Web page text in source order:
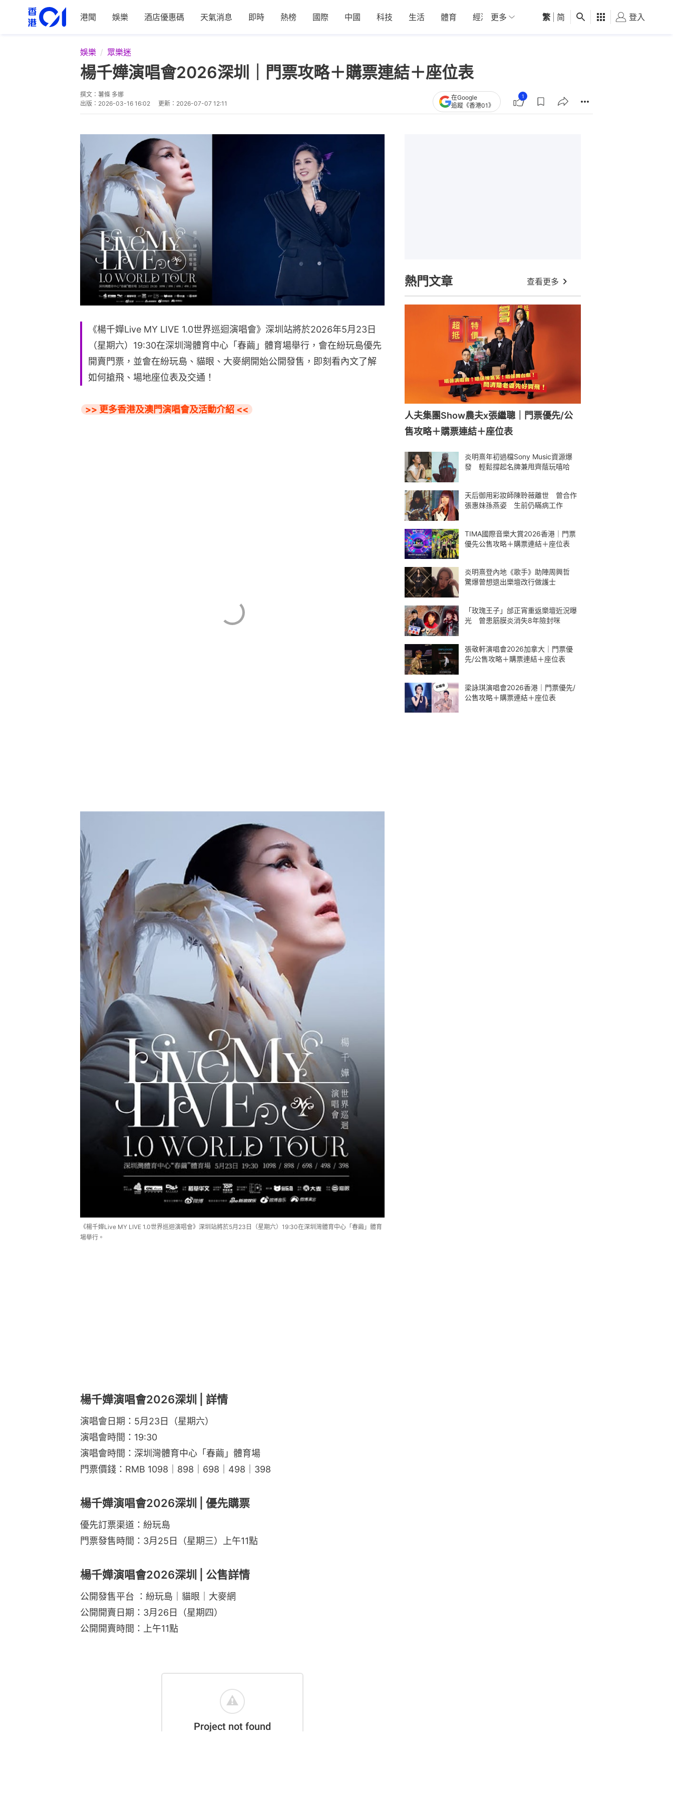
港聞 娛樂 酒店優惠碼 天氣消息 即時 熱榜 國際 中國 科技 生活 體育 經濟 01深圳 觀點 健康 好食玩飛
更多 繁 简 登入
娛樂 眾樂迷
楊千嬅演唱會2026深圳｜門票攻略＋購票連結＋座位表
撰文： 薯條 多娜
出版： 2026-03-16 16:02 更新： 2026-07-07 12:11
在Google
追蹤《香港01》
1
《楊千嬅Live MY LIVE 1.0世界巡迴演唱會》深圳站將於2026年5月23日
（星期六）19:30在深圳灣體育中心「春繭」體育場舉行，會在紛玩島優先
開賣門票，並會在紛玩島、貓眼、大麥網開始公開發售，即刻看內文了解
如何搶飛、場地座位表及交通！
>> 更多香港及澳門演唱會及活動介紹 <<
《楊千嬅Live MY LIVE 1.0世界巡迴演唱會》深圳站將於5月23日（星期六）19:30在深圳灣體育中心「春繭」體育
場舉行。
楊千嬅演唱會2026深圳 | 詳情
演唱會日期：5月23日（星期六）
演唱會時間：19:30
演唱會時間：深圳灣體育中心「春繭」體育場
門票價錢：RMB 1098｜898｜698｜498｜398
楊千嬅演唱會2026深圳 | 優先購票
優先訂票渠道：紛玩島
門票發售時間：3月25日（星期三）上午11點
楊千嬅演唱會2026深圳 | 公售詳情
公開發售平台 ：紛玩島｜貓眼｜大麥網
公開開賣日期：3月26日（星期四）
公開開賣時間：上午11點
熱門文章 查看更多
人夫集團Show農夫x張繼聰｜門票優先/公
售攻略＋購票連結＋座位表
炎明熹年初過檔Sony Music資源爆
發 輕鬆撐起名牌兼甩齊蔭玩嘻哈
天后御用彩妝師陳聆薇離世 曾合作
張惠妹孫燕姿 生前仍瞞病工作
TIMA國際音樂大賞2026香港｜門票
優先公售攻略＋購票連結＋座位表
炎明熹登內地《歌手》助陣周興哲
驚爆曾想退出樂壇改行做護士
「玫瑰王子」邰正宵重返樂壇近況曝
光 曾患筋膜炎消失8年險封咪
張敬軒演唱會2026加拿大｜門票優
先/公售攻略＋購票連結＋座位表
梁詠琪演唱會2026香港｜門票優先/
公售攻略＋購票連結＋座位表